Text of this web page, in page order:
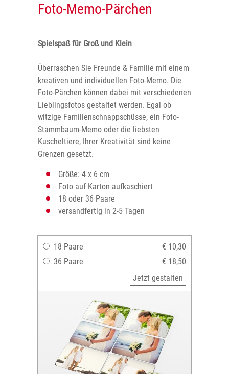
Foto-Memo-Pärchen
Spielspaß für Groß und Klein
Überraschen Sie Freunde & Familie mit einem
kreativen und individuellen Foto-Memo. Die
Foto-Pärchen können dabei mit verschiedenen
Lieblingsfotos gestaltet werden. Egal ob
witzige Familienschnappschüsse, ein Foto-
Stammbaum-Memo oder die liebsten
Kuscheltiere, Ihrer Kreativität sind keine
Grenzen gesetzt.
Größe: 4 x 6 cm
Foto auf Karton aufkaschiert
18 oder 36 Paare
versandfertig in 2-5 Tagen
18 Paare
€ 10,30
36 Paare
€ 18,50
Jetzt gestalten